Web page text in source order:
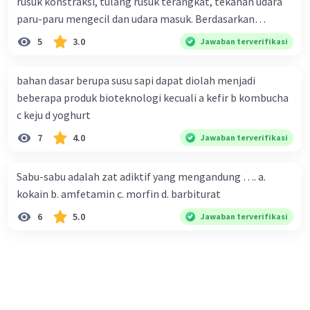
inilah yang akan tumbuh menjadi tanaman baru
jika mereka tumbuh di lingkungan yang sesuai.
Beri Rating
paru-paru mengecil dan udara masuk. Berdasarkan
informasi tersebut, dapat disimpulkan bahwa Rendi
sedang melakukan proses pernafasan....
5 3.0 Jawaban terverifikasi
bahan dasar berupa susu sapi dapat diolah menjadi
beberapa produk bioteknologi kecuali a kefir b kombucha
c keju d yoghurt
7 4.0 Jawaban terverifikasi
Sabu-sabu adalah zat adiktif yang mengandung …. a.
kokain b. amfetamin c. morfin d. barbiturat
6 5.0 Jawaban terverifikasi